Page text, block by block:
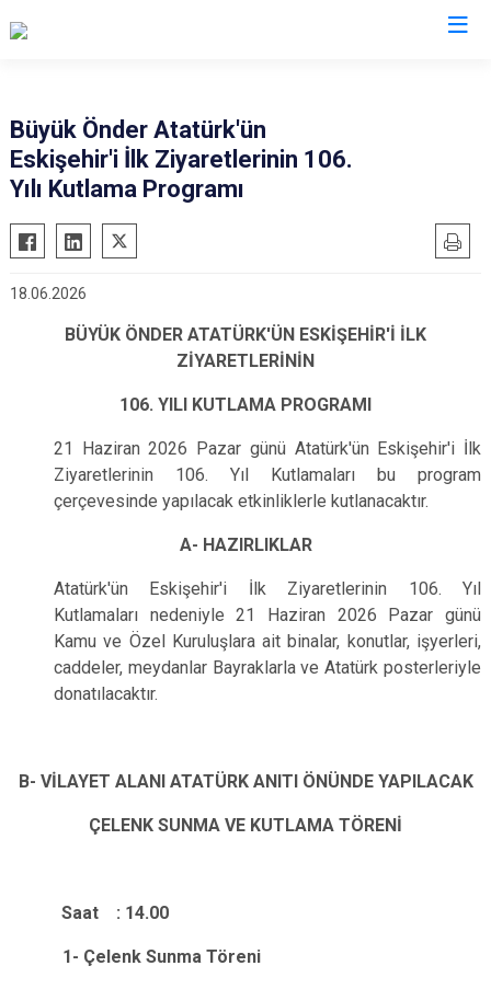
Büyük Önder Atatürk′ün
Eskişehir′i İlk Ziyaretlerinin 106.
Yılı Kutlama Programı
18.06.2026
BÜYÜK ÖNDER ATATÜRK′ÜN ESKİŞEHİR′İ İLK
ZİYARETLERİNİN
106. YILI KUTLAMA PROGRAMI
21 Haziran 2026 Pazar günü Atatürk′ün Eskişehir′i İlk
Ziyaretlerinin 106. Yıl Kutlamaları bu program
çerçevesinde yapılacak etkinliklerle kutlanacaktır.
A- HAZIRLIKLAR
Atatürk′ün Eskişehir′i İlk Ziyaretlerinin 106. Yıl
Kutlamaları nedeniyle 21 Haziran 2026 Pazar günü
Kamu ve Özel Kuruluşlara ait binalar, konutlar, işyerleri,
caddeler, meydanlar Bayraklarla ve Atatürk posterleriyle
donatılacaktır.
B- VİLAYET ALANI ATATÜRK ANITI ÖNÜNDE YAPILACAK
ÇELENK SUNMA VE KUTLAMA TÖRENİ
Saat : 14.00
1- Çelenk Sunma Töreni